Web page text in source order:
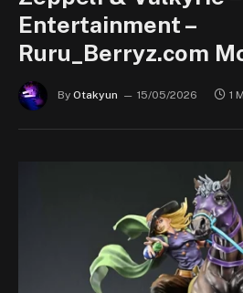
Entertainment –
Ruru_Berryz.com
By Otakyun 15/05/2026 1